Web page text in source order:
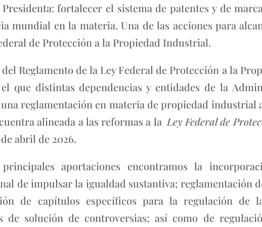
fortalecer el sistema de patentes y de
mundial en la materia. Una de las acciones para
de Protección a la Propiedad Industrial.
Reglamento de la Ley Federal de Protección a la
que distintas dependencias y entidades de la
reglamentación en materia de propiedad industrial
alineada a las reformas a la Ley Federal de
abril de 2026.
aportaciones encontramos la
de impulsar la igualdad sustantiva; reglamentación
de capítulos específicos para la regulación de
de solución de controversias; así como de